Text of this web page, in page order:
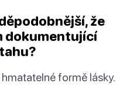
že
dokumentující
formě lásky.